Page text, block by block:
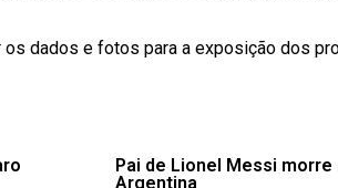
dados e fotos para a exposição dos
Pai de Lionel Messi morre
Argentina